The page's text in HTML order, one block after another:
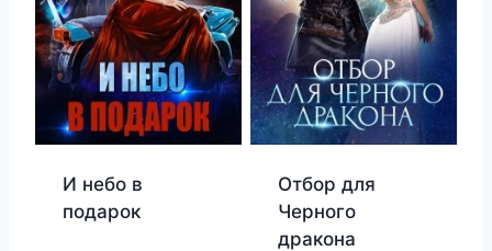
И небо в
подарок
Отбор для
Черного
дракона